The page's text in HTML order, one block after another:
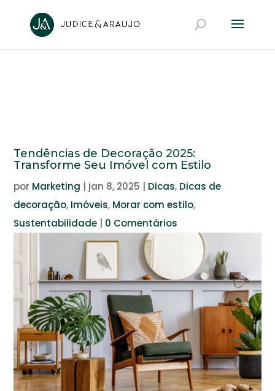
Tendências de Decoração 2025:
Transforme Seu Imóvel com Estilo
por Marketing jan 8, 2025 Dicas, Dicas de
decoração, Imóveis, Morar com estilo,
Sustentabilidade
0 Comentários